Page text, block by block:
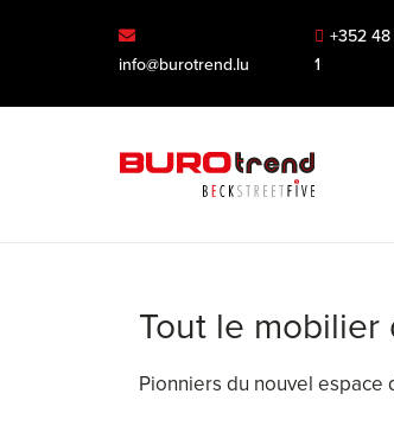
info@burotrend.lu
+352
1
Tout le
Pionniers du nouvel espace